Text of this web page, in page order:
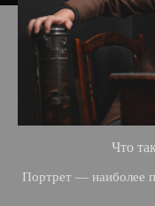
Что
Портрет — наиболее